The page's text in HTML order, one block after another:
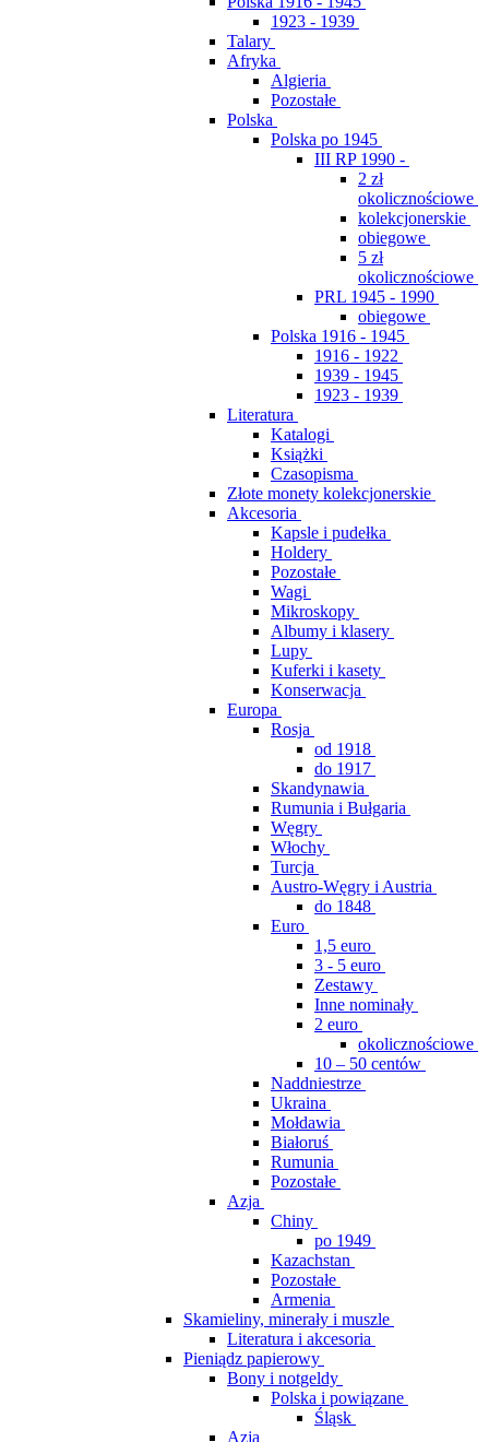
1923 - 1939
Talary
Afryka
Algieria
Pozostałe
Polska
Polska po 1945
III RP 1990 -
2 zł
okolicznościowe
kolekcjonerskie
obiegowe
5 zł
okolicznościowe
PRL 1945 - 1990
obiegowe
Polska 1916 - 1945
1916 - 1922
1939 - 1945
1923 - 1939
Literatura
Katalogi
Książki
Czasopisma
Złote monety kolekcjonerskie
Akcesoria
Kapsle i pudełka
Holdery
Pozostałe
Wagi
Mikroskopy
Albumy i klasery
Lupy
Kuferki i kasety
Konserwacja
Europa
Rosja
od 1918
do 1917
Skandynawia
Rumunia i Bułgaria
Węgry
Włochy
Turcja
Austro-Węgry i Austria
do 1848
Euro
1,5 euro
3 - 5 euro
Zestawy
Inne nominały
2 euro
okolicznościowe
10 – 50 centów
Naddniestrze
Ukraina
Mołdawia
Białoruś
Rumunia
Pozostałe
Azja
Chiny
po 1949
Kazachstan
Pozostałe
Armenia
Skamieliny, minerały i muszle
Literatura i akcesoria
Pieniądz papierowy
Bony i notgeldy
Polska i powiązane
Śląsk
Azja